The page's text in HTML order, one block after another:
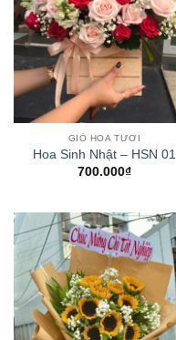
GIỎ HOA TƯƠI
Hoa Sinh Nhật – HSN 01
700.000₫